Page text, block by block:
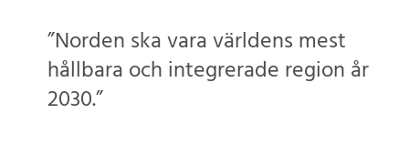
”Norden ska vara världens mest
hållbara och integrerade region år
2030.”